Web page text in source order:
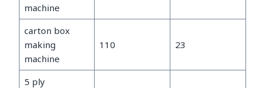
machine
carton box
making
machine
110 23
5 ply